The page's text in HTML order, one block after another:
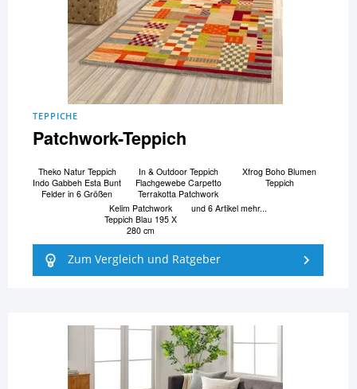
TEPPICHE
Patchwork-Teppich
Theko Natur Teppich
Indo Gabbeh Esta Bunt
Felder in 6 Größen
In & Outdoor Teppich
Flachgewebe Carpetto
Terrakotta Patchwork
Xfrog Boho Blumen
Teppich
Kelim Patchwork
Teppich Blau 195 X
280 cm
und 6 Artikel mehr...
Zum Vergleich und Ratgeber